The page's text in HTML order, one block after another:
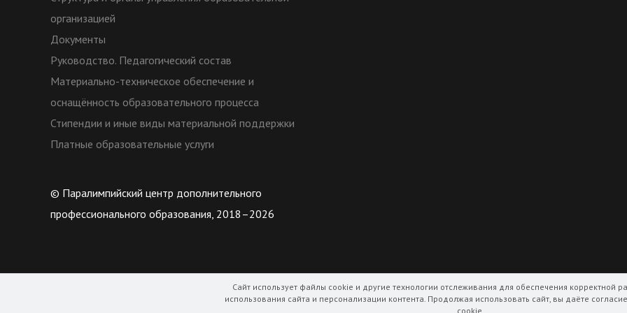
организацией
Документы
Руководство. Педагогический состав
Материально-техническое обеспечение и
оснащённость образовательного процесса
Стипендии и иные виды материальной поддержки
Платные образовательные услуги
© Паралимпийский центр дополнительного
профессионального образования, 2018–2026
Сайт использует файлы cookie и другие технологии отслеживания для обеспечения корректной
использования сайта и персонализации контента. Продолжая использовать сайт, вы даёте
cookie.